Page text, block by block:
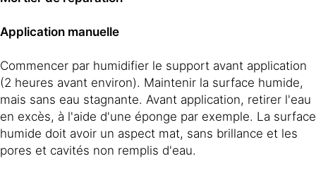
Application manuelle
Commencer par humidifier le support avant application
(2 heures avant environ). Maintenir la surface humide,
mais sans eau stagnante. Avant application, retirer l'eau
en excès, à l'aide d'une éponge par exemple. La surface
humide doit avoir un aspect mat, sans brillance et les
pores et cavités non remplis d'eau.